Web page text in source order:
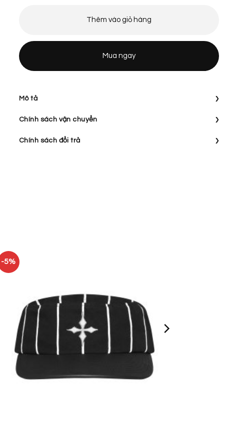
Thêm vào giỏ hàng
Mua ngay
Mô tả ›
Chính sách vận chuyển ›
Chính sách đổi trả ›
-5%